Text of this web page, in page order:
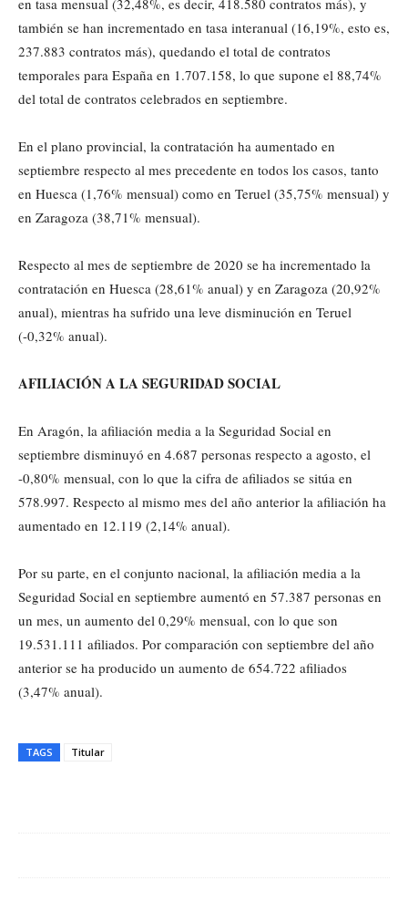
en tasa mensual (32,48%, es decir, 418.580 contratos más), y
también se han incrementado en tasa interanual (16,19%, esto es,
237.883 contratos más), quedando el total de contratos
temporales para España en 1.707.158, lo que supone el 88,74%
del total de contratos celebrados en septiembre.
En el plano provincial, la contratación ha aumentado en
septiembre respecto al mes precedente en todos los casos, tanto
en Huesca (1,76% mensual) como en Teruel (35,75% mensual) y
en Zaragoza (38,71% mensual).
Respecto al mes de septiembre de 2020 se ha incrementado la
contratación en Huesca (28,61% anual) y en Zaragoza (20,92%
anual), mientras ha sufrido una leve disminución en Teruel
(-0,32% anual).
AFILIACIÓN A LA SEGURIDAD SOCIAL
En Aragón, la afiliación media a la Seguridad Social en
septiembre disminuyó en 4.687 personas respecto a agosto, el
-0,80% mensual, con lo que la cifra de afiliados se sitúa en
578.997. Respecto al mismo mes del año anterior la afiliación ha
aumentado en 12.119 (2,14% anual).
Por su parte, en el conjunto nacional, la afiliación media a la
Seguridad Social en septiembre aumentó en 57.387 personas en
un mes, un aumento del 0,29% mensual, con lo que son
19.531.111 afiliados. Por comparación con septiembre del año
anterior se ha producido un aumento de 654.722 afiliados
(3,47% anual).
TAGS Titular